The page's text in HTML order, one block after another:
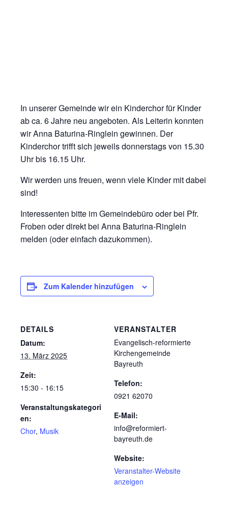
In unserer Gemeinde wir ein Kinderchor für Kinder
ab ca. 6 Jahre neu angeboten. Als Leiterin konnten
wir Anna Baturina-Ringlein gewinnen. Der
Kinderchor trifft sich jeweils donnerstags von 15.30
Uhr bis 16.15 Uhr.
Wir werden uns freuen, wenn viele Kinder mit dabei
sind!
Interessenten bitte im Gemeindebüro oder bei Pfr.
Froben oder direkt bei Anna Baturina-Ringlein
melden (oder einfach dazukommen).
Zum Kalender hinzufügen
DETAILS
Datum:
13. März 2025
Zeit:
15:30 - 16:15
Veranstaltungskategori
en:
Chor, Musik
VERANSTALTER
Evangelisch-reformierte
Kirchengemeinde
Bayreuth
Telefon:
0921 62070
E-Mail:
info@reformiert-
bayreuth.de
Website:
Veranstalter-Website
anzeigen